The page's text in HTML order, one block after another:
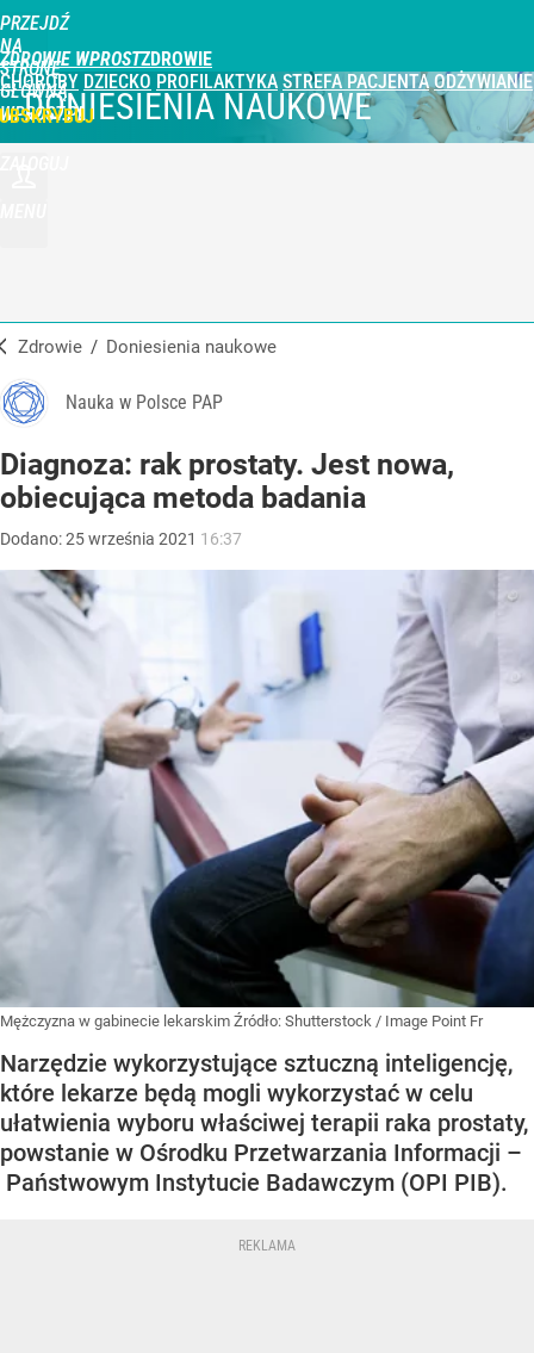
PRZEJDŹ
NA
STRONĘ
GŁÓWNĄ
WPROST.PL
ZDROWIE WPROST
CHOROBY DZIECKO PROFILAKTYKA STREFA PACJENTA ODŻYWIANIE
DONIESIENIA NAUKOWE
Zdrowie / Doniesienia naukowe
Nauka w Polsce PAP
Diagnoza: rak prostaty. Jest nowa,
obiecująca metoda badania
Dodano:25września 2021 16:37
Mężczyzna w gabinecie lekarskim Źródło: Shutterstock / Image Point Fr
Narzędzie wykorzystujące sztuczną inteligencję,
które lekarze będą mogli wykorzystać w celu
ułatwienia wyboru właściwej terapii raka prostaty,
powstanie w Ośrodku Przetwarzania Informacji –
Państwowym Instytucie Badawczym (OPI PIB).